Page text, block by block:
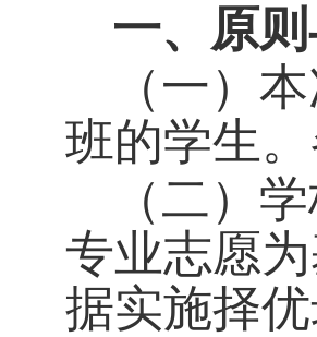
一、原
（一）
班的学生
（二）
专业志愿
据实施择优